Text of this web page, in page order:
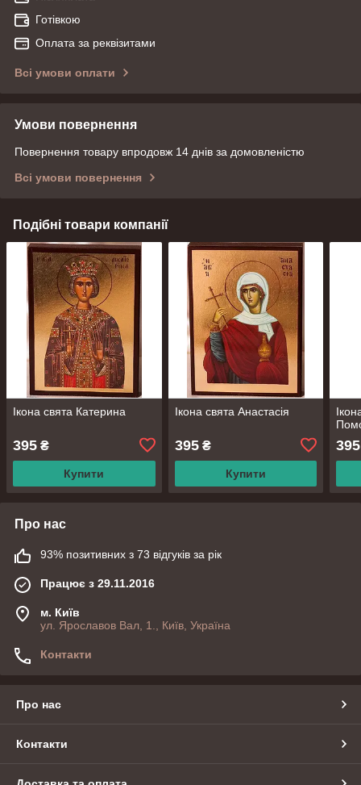
Готівкою
Оплата за реквізитами
Всі умови оплати
Умови повернення
Повернення товару впродовж 14 днів за домовленістю
Всі умови повернення
Подібні товари компанії
Ікона свята Катерина
395 ₴
Купити
Ікона свята Анастасія
395₴
Купити
395
Про нас
93% позитивних з 73 відгуків за рік
Працює з 29.11.2016
м. Київ
ул. Ярославов Вал, 1., Київ, Україна
Контакти
Про нас
Контакти